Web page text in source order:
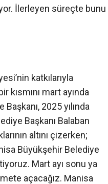
İlerleyen süreçte bunu
katkılarıyla
kısmını mart ayında
2025 yılında
Başkanı Balaban
altını çizerken;
Büyükşehir Belediye
Mart ayı sonu ya
açacağız. Manisa